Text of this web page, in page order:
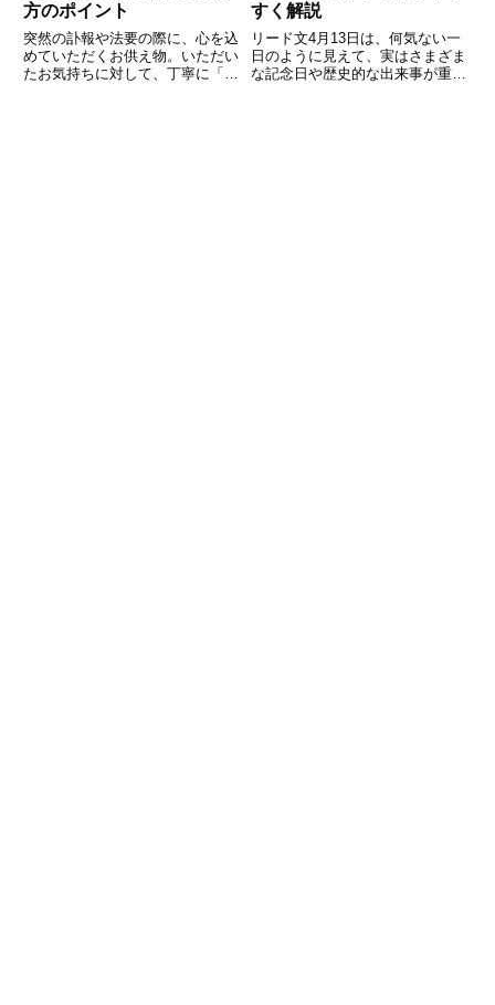
方のポイント
突然の訃報や法要の際に、心を込
めていただくお供え物。いただい
たお気持ちに対して、丁寧に「あ
すく解説
リード文4月13日は、何気ない一
日のように見えて、実はさまざま
な記念日や歴史的な出来事が重な